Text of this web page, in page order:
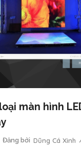
màn hình
Đăng bởi Dũng Cá Xinh